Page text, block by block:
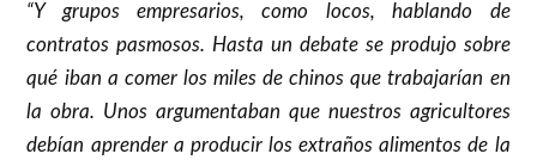
“Y grupos empresarios, como locos, hablando de
contratos pasmosos. Hasta un debate se produjo sobre
qué iban a comer los miles de chinos que trabajarían en
la obra. Unos argumentaban que nuestros agricultores
debían aprender a producir los extraños alimentos de la